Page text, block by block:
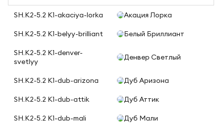
SH.K2-5.2 K1-akaciya-lorka Акация Лорка
SH.K2-5.2 K1-belyy-brilliant Белый Бриллиант
SH.K2-5.2 K1-denver-
svetlyy
Денвер Светлый
SH.K2-5.2 K1-dub-arizona Дуб Аризона
SH.K2-5.2 K1-dub-attik Дуб Аттик
SH.K2-5.2 K1-dub-mali Дуб Мали